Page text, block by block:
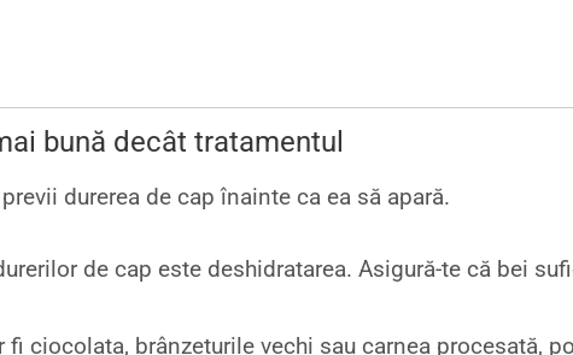
bună decât tratamentul
durerea de cap înainte ca ea să apară.
de cap este deshidratarea. Asigură-te că bei
ciocolata, brânzeturile vechi sau carnea procesată,